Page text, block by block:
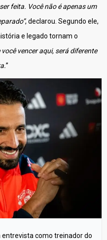
feita. Você não é apenas um
, declarou. Segundo ele,
e legado tornam o
você vencer aqui, será diferente
”
como treinador do